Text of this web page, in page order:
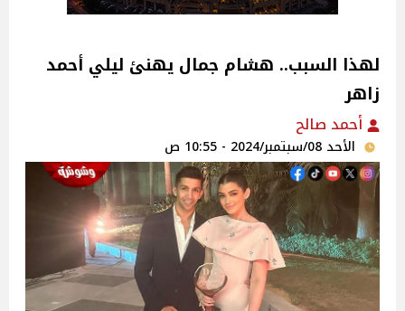
لهذا السبب.. هشام جمال يهنئ ليلي أحمد
زاهر
أحمد صالح
الأحد 08/سبتمبر/2024 - 10:55 ص